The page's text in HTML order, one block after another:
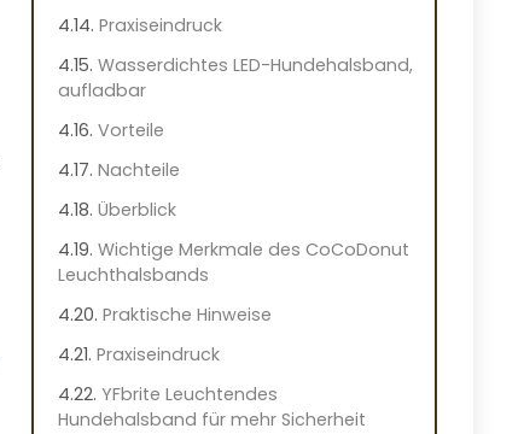
Praxiseindruck
Wasserdichtes LED-Hundehalsband,
aufladbar
Vorteile
Nachteile
Überblick
Wichtige Merkmale des CoCoDonut
Leuchthalsbands
Praktische Hinweise
Praxiseindruck
YFbrite Leuchtendes
Hundehalsband für mehr Sicherheit